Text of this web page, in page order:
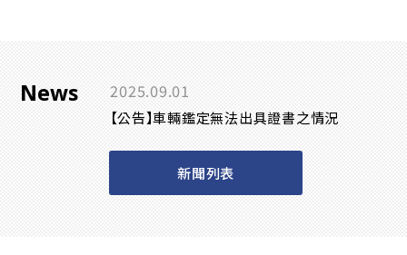
News 2025.09.01
【公告】車輛鑑定無法出具證書之情況
新聞列表